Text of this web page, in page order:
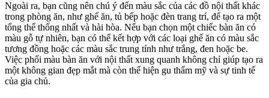
Ngoài ra, bạn cũng nên chú ý đến màu sắc của các đồ nội thất khác
trong phòng ăn, như ghế ăn, tủ bếp hoặc đèn trang trí, để tạo ra một
tổng thể thống nhất và hài hòa. Nếu bạn chọn một chiếc bàn ăn có
màu gỗ tự nhiên, bạn có thể kết hợp với các loại ghế ăn có màu sắc
tương đồng hoặc các màu sắc trung tính như trắng, đen hoặc be.
Việc phối màu bàn ăn với nội thất xung quanh không chỉ giúp tạo ra
một không gian đẹp mắt mà còn thể hiện gu thẩm mỹ và sự tinh tế
của gia chủ.